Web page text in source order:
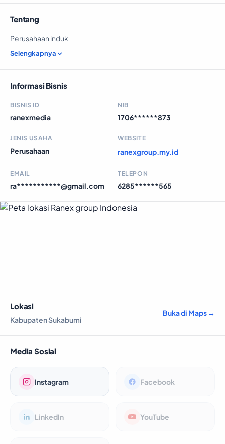
Tentang
Perusahaan induk
Selengkapnya
Informasi Bisnis
BISNIS ID
ranexmedia
NIB
1706******873
JENIS USAHA
Perusahaan
WEBSITE
ranexgroup.my.id
EMAIL
ra***********@gmail.com
TELEPON
6285******565
Lokasi
Kabupaten Sukabumi
Buka di Maps →
Media Sosial
Instagram Facebook
LinkedIn YouTube